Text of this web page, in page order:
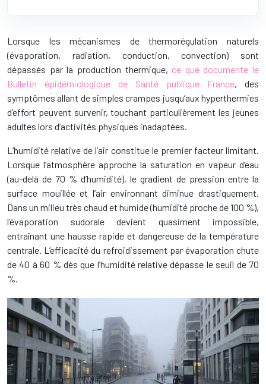
Lorsque les mécanismes de thermorégulation naturels
(évaporation, radiation, conduction, convection) sont
dépassés par la production thermique, ce que documente le
Bulletin épidémiologique de Santé publique France, des
symptômes allant de simples crampes jusqu’aux hyperthermies
d’effort peuvent survenir, touchant particulièrement les jeunes
adultes lors d’activités physiques inadaptées.
L’humidité relative de l’air constitue le premier facteur limitant.
Lorsque l’atmosphère approche la saturation en vapeur d’eau
(au-delà de 70 % d’humidité), le gradient de pression entre la
surface mouillée et l’air environnant diminue drastiquement.
Dans un milieu très chaud et humide (humidité proche de 100 %),
l’évaporation sudorale devient quasiment impossible,
entraînant une hausse rapide et dangereuse de la température
centrale. L’efficacité du refroidissement par évaporation chute
de 40 à 60 % dès que l’humidité relative dépasse le seuil de 70
%.